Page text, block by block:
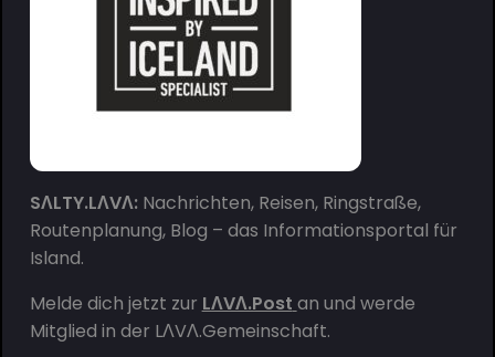
SΛLTY.LΛVΛ:Nachrichten, Reisen, Ringstraße,
Routenplanung, Blog – das Informationsportal für
Island.
Melde dich jetzt zur LΛVΛ.Post an und werde
Mitglied in der LΛVΛ.Gemeinschaft.